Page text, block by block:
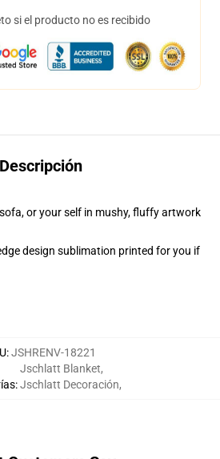
si el producto no es recibido
Descripción
or your self in mushy, fluffy artwork
design sublimation printed for you if
:JSHRENV-18221
:
Jschlatt Blanket,
Jschlatt Decoración,